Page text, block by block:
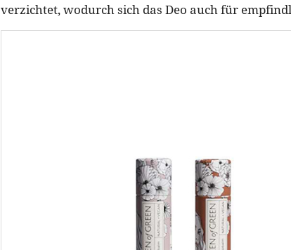
verzichtet, wodurch sich das Deo auch für